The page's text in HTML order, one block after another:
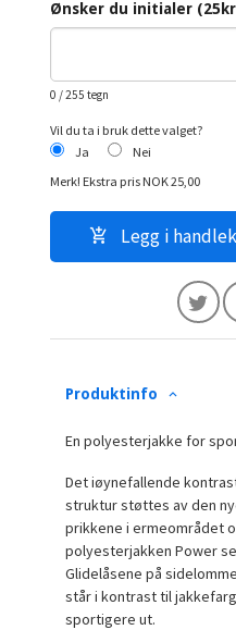
Ønsker du initialer
0 / 255 tegn
Vil du ta i bruk dette valget?
Ja
Nei
Merk! Ekstra pris NOK 25,00
Legg i
Produktinfo
En polyesterjakke for
Det iøynefallende
struktur støttes av den
prikkene i ermeområdet
polyesterjakken Power
Glidelåsene på
står i kontrast til
sportigere ut.